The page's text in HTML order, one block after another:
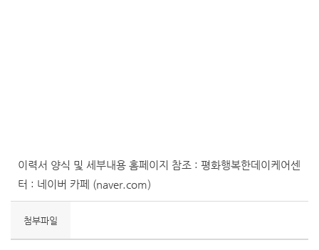
이력서 양식 및 세부내용 홈페이지 참조 : 평화행복한데이케어센
터 : 네이버 카페 (naver.com)
첨부파일